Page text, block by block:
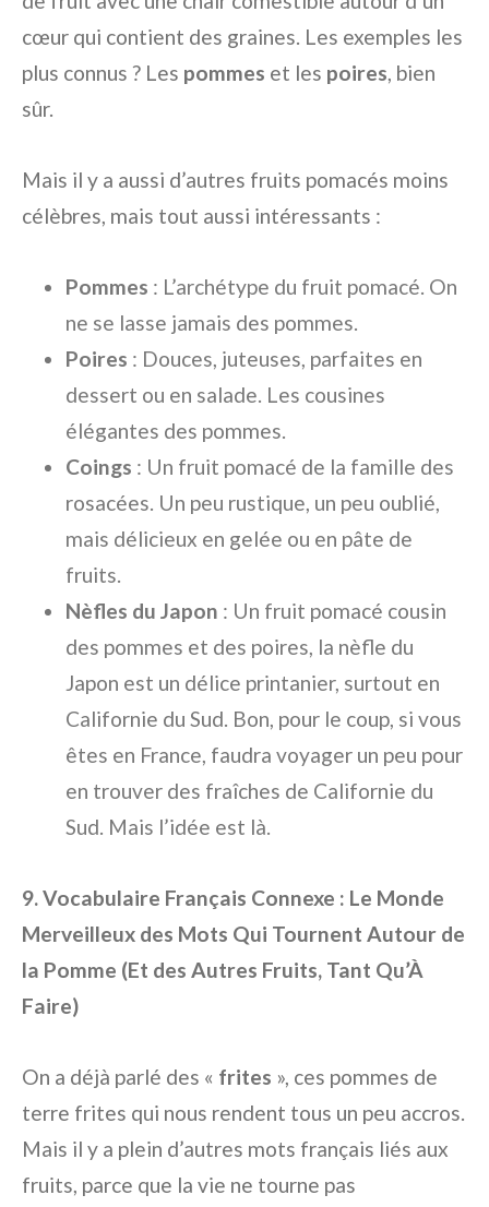
cœur qui contient des graines. Les exemples les
plus connus ? Les pommes et les poires, bien
sûr.
Mais il y a aussi d’autres fruits pomacés moins
célèbres, mais tout aussi intéressants :
Pommes : L’archétype du fruit pomacé. On
ne se lasse jamais des pommes.
Poires : Douces, juteuses, parfaites en
dessert ou en salade. Les cousines
élégantes des pommes.
Coings : Un fruit pomacé de la famille des
rosacées. Un peu rustique, un peu oublié,
mais délicieux en gelée ou en pâte de
fruits.
Nèfles du Japon : Un fruit pomacé cousin
des pommes et des poires, la nèfle du
Japon est un délice printanier, surtout en
Californie du Sud. Bon, pour le coup, si vous
êtes en France, faudra voyager un peu pour
en trouver des fraîches de Californie du
Sud. Mais l’idée est là.
9. Vocabulaire Français Connexe : Le Monde
Merveilleux des Mots Qui Tournent Autour de
la Pomme (Et des Autres Fruits, Tant Qu’À
Faire)
On a déjà parlé des « frites », ces pommes de
terre frites qui nous rendent tous un peu accros.
Mais il y a plein d’autres mots français liés aux
fruits, parce que la vie ne tourne pas